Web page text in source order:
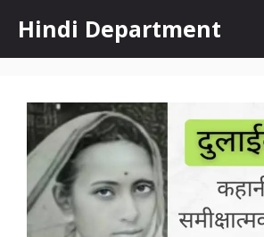
content
Hindi Department